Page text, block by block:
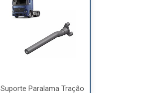
Suporte Paralama Tração